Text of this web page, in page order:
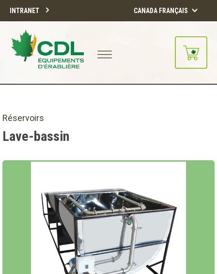
INTRANET CANADA FRANÇAIS
CONTINUER
Réservoirs
Lave-bassin